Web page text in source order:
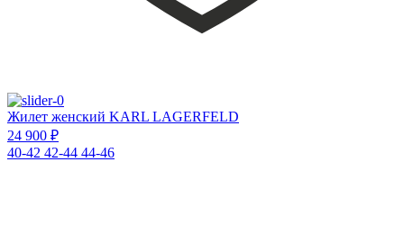
Жилет женский KARL LAGERFELD
24 900 ₽
40-42 42-44 44-46